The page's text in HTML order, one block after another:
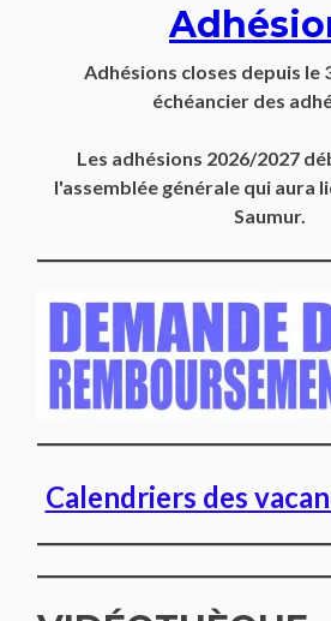
Adhésions closes depuis le
échéancier des
Les adhésions 2026/2027
l'assemblée générale qui aura
Saumur.
Calendriers des